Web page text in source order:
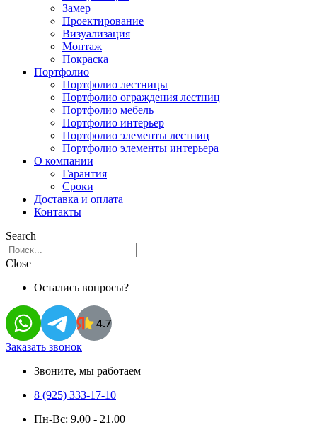
Замер
Проектирование
Визуализация
Монтаж
Покраска
Портфолио
Портфолио лестницы
Портфолио ограждения лестниц
Портфолио мебель
Портфолио интерьер
Портфолио элементы лестниц
Портфолио элементы интерьера
О компании
Гарантия
Сроки
Доставка и оплата
Контакты
Search
Close
Остались вопросы?
Заказать звонок
Звоните, мы работаем
8 (925) 333-17-10
Пн-Вс: 9.00 - 21.00